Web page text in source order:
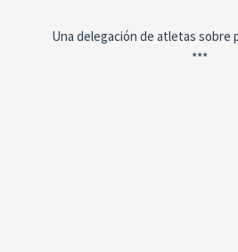
Una delegación de atletas sobre
***